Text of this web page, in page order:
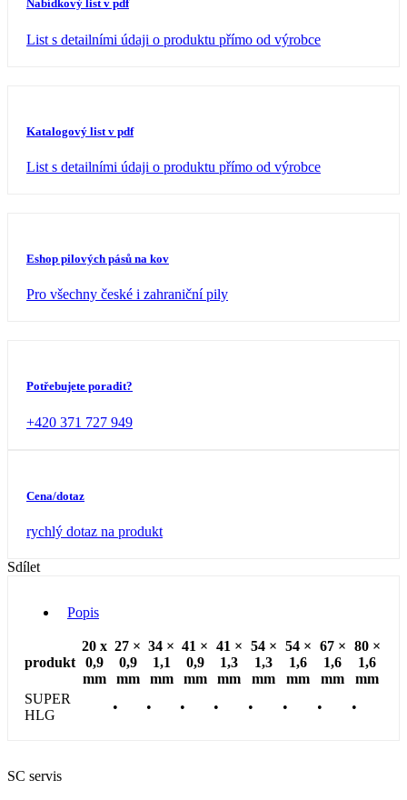
Nabídkový list v pdf
List s detailními údaji o produktu přímo od výrobce
Katalogový list v pdf
List s detailními údaji o produktu přímo od výrobce
Eshop pilových pásů na kov
Pro všechny české i zahraniční pily
Potřebujete poradit?
+420 371 727 949
Cena/dotaz
rychlý dotaz na produkt
Sdílet
Popis
produkt
20 x
0,9
mm
27 ×
0,9
mm
34 ×
1,1
mm
41 ×
0,9
mm
41 ×
1,3
mm
54 ×
1,3
mm
54 ×
1,6
mm
67 ×
1,6
mm
80 ×
1,6
mm
SUPER
HLG
• • • • • • • •
SC servis